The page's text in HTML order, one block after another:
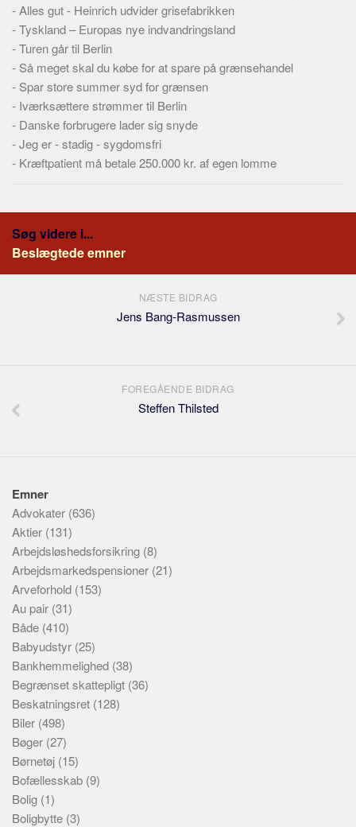
-Alles gut - Heinrich udvider grisefabrikken
-Tyskland – Europas nye indvandringsland
-Turen går til Berlin
- Så meget skal du købe for at spare på grænsehandel
- Spar store summer syd for grænsen
- Iværksættere strømmer til Berlin
- Danske forbrugere lader sig snyde
-Jeg er - stadig - sygdomsfri
- Kræftpatient må betale 250.000 kr. af egen lomme
Søg videre i...
Beslægtede emner
NÆSTE BIDRAG
Jens Bang-Rasmussen
FOREGÅENDE BIDRAG
Steffen Thilsted
Emner
Advokater (636)
Aktier (131)
Arbejdsløshedsforsikring (8)
Arbejdsmarkedspensioner (21)
Arveforhold (153)
Au pair (31)
Både (410)
Babyudstyr (25)
Bankhemmelighed (38)
Begrænset skattepligt (36)
Beskatningsret (128)
Biler (498)
Bøger (27)
Børnetøj (15)
Bofællesskab (9)
Bolig (1)
Boligbytte (3)